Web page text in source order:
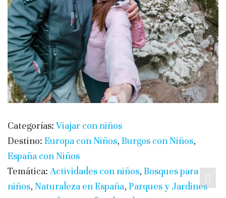
Categorías: Viajar con niños
Destino: Europa con Niños, Burgos con Niños,
España con Niños
Temática: Actividades con niños, Bosques para
niños, Naturaleza en España, Parques y Jardines